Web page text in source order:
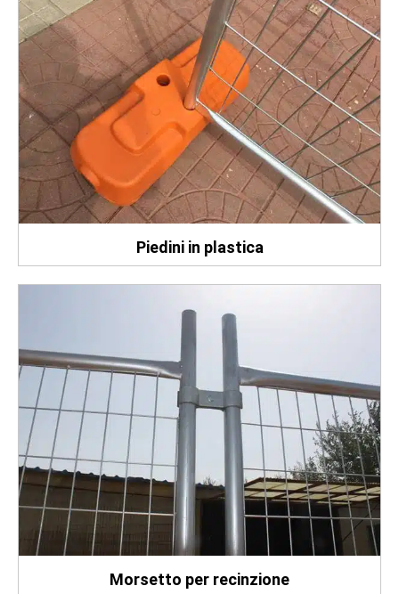
Piedini in plastica
Morsetto per recinzione